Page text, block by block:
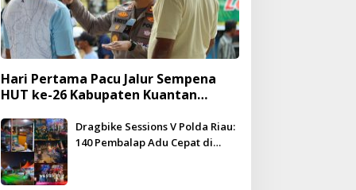
Hari Pertama Pacu Jalur Sempena
HUT ke-26 Kabupaten Kuantan
Kondusif
Dragbike Sessions V Polda Riau:
140 Pembalap Adu Cepat di